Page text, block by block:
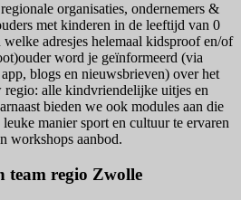
organisaties, ondernemers &
met kinderen in de leeftijd van 0
adresjes helemaal kidsproof en/of
word je geïnformeerd (via
blogs en nieuwsbrieven) over het
alle kindvriendelijke uitjes en
bieden we ook modules aan die
manier sport en cultuur te ervaren
workshops aanbod.
team regio Zwolle